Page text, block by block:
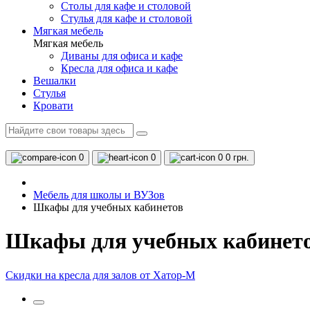
Столы для кафе и столовой
Стулья для кафе и столовой
Мягкая мебель
Мягкая мебель
Диваны для офиса и кафе
Кресла для офиса и кафе
Вешалки
Стулья
Кровати
0 0 0 0 грн.
Мебель для школы и ВУЗов
Шкафы для учебных кабинетов
Шкафы для учебных
Скидки на кресла для залов от Хатор-М